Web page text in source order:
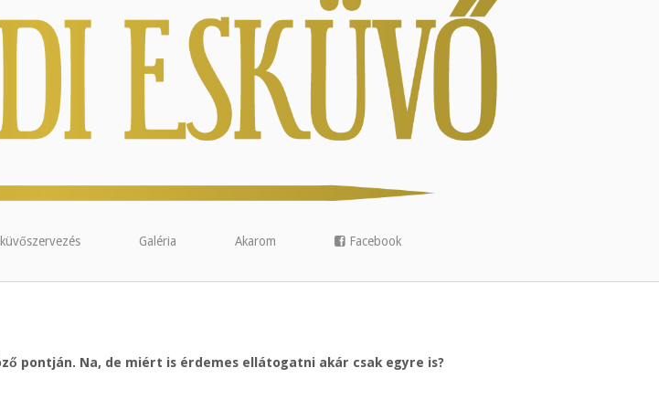
Galéria Akarom Facebook
pontján. Na, de miért is érdemes ellátogatni akár csak egyre is?